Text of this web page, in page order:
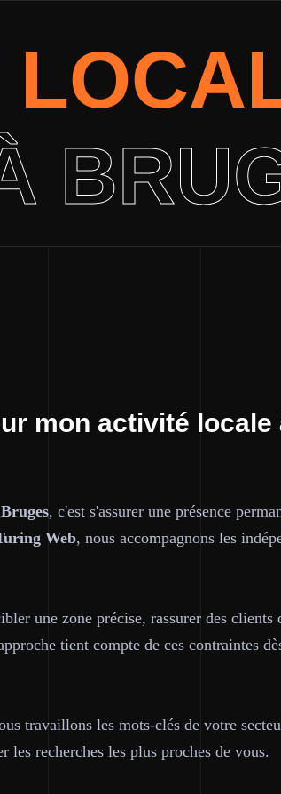
mon activité locale
Bruges, c'est s'assurer une présence
Web, nous accompagnons les
une zone précise, rassurer des clients
tient compte de ces contraintes
travaillons les mots-clés de votre
les recherches les plus proches de vous.